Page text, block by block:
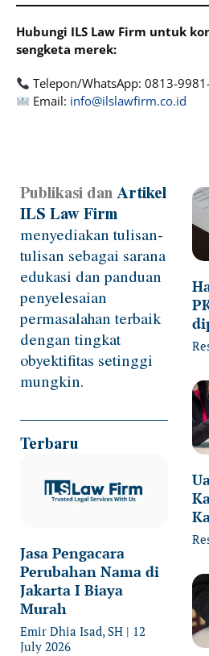
Hubungi ILS Law Firm untuk
sengketa merek:
Telepon/WhatsApp: 0813-
Email: info@ilslawfirm.co.id
Publikasi danArtikel
ILS Law Firm
menyediakan tulisan-
tulisan sebagai sarana
edukasi dan panduan
penyelesaian
permasalahan terbaik
dengan tingkat
obyektifitas setinggi
mungkin.
Terbaru
Jasa Pengacara
Perubahan Nama di
Jakarta I Biaya
Murah
Emir Dhia Isad, SH
12
July 2026